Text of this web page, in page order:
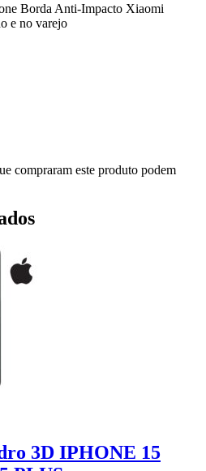
Borda Anti-Impacto Xiaomi
e no varejo
compraram este produto podem
3D IPHONE 15